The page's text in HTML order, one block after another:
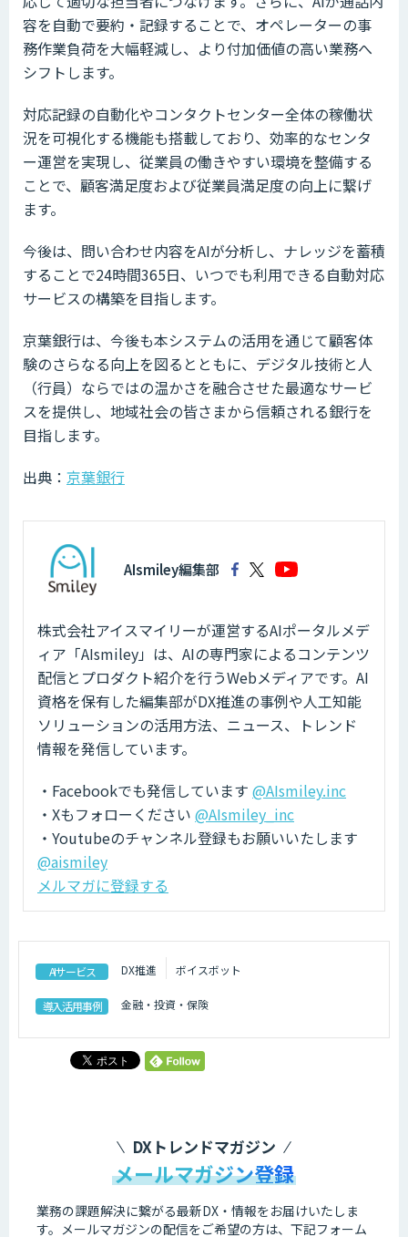
容を自動で要約・記録することで、オペレーターの事
務作業負荷を大幅軽減し、より付加価値の高い業務へ
シフトします。
対応記録の自動化やコンタクトセンター全体の稼働状
況を可視化する機能も搭載しており、効率的なセンタ
ー運営を実現し、従業員の働きやすい環境を整備する
ことで、顧客満足度および従業員満足度の向上に繋げ
ます。
今後は、問い合わせ内容をAIが分析し、ナレッジを蓄積
することで24時間365日、いつでも利用できる自動対応
サービスの構築を目指します。
京葉銀行は、今後も本システムの活用を通じて顧客体
験のさらなる向上を図るとともに、デジタル技術と人
（行員）ならではの温かさを融合させた最適なサービ
スを提供し、地域社会の皆さまから信頼される銀行を
目指します。
出典： 京葉銀行
AIsmiley編集部
株式会社アイスマイリーが運営するAIポータルメデ
ィア「AIsmiley」は、AIの専門家によるコンテンツ
配信とプロダクト紹介を行うWebメディアです。AI
資格を保有した編集部がDX推進の事例や人工知能
ソリューションの活用方法、ニュース、トレンド
情報を発信しています。
・Facebookでも発信しています @AIsmiley.inc
・Xもフォローください @AIsmiley_inc
・Youtubeのチャンネル登録もお願いいたします
@aismiley
メルマガに登録する
AIサービス DX推進 ボイスボット
導入活用事例 金融・投資・保険
DXトレンドマガジン
メールマガジン登録
業務の課題解決に繋がる最新DX・情報をお届けいたしま
す。 メールマガジンの配信をご希望の方は、下記フォーム